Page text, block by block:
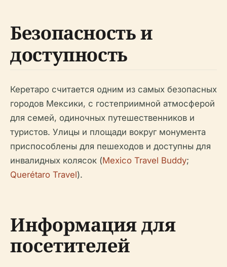
Безопасность и
доступность
Керетаро считается одним из самых безопасных
городов Мексики, с гостеприимной атмосферой
для семей, одиночных путешественников и
туристов. Улицы и площади вокруг монумента
приспособлены для пешеходов и доступны для
инвалидных колясок (Mexico Travel Buddy;
Querétaro Travel).
Информация для
посетителей